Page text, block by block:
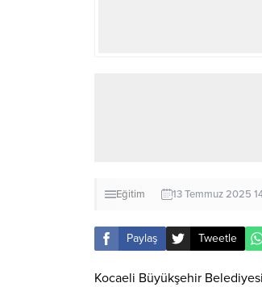
Eğitim 13 Temmuz 2025
Paylaş Tweetle
Kocaeli Büyükşehir